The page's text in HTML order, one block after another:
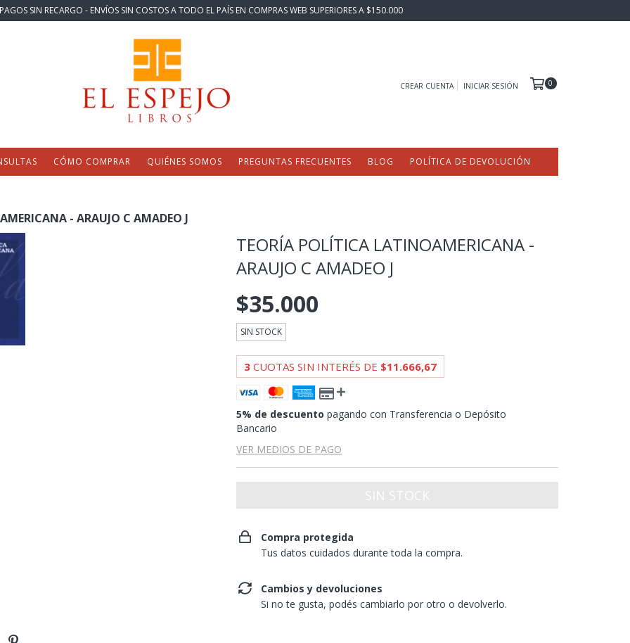
SIN RECARGO - ENVÍOS SIN COSTOS A TODO EL PAÍS EN COMPRAS WEB SUPERIORES A $150.000
CREAR CUENTA INICIAR SESIÓN 0
CÓMO COMPRAR QUIÉNES SOMOS PREGUNTAS FRECUENTES BLOG POLÍTICA DE DEVOLUCIÓN
- ARAUJO C AMADEO J
TEORÍA POLÍTICA LATINOAMERICANA -
ARAUJO C AMADEO J
$35.000
SIN STOCK
3 CUOTAS SIN INTERÉS DE $11.666,67
5% de descuento pagando con Transferencia o Depósito
Bancario
VER MEDIOS DE PAGO
Compra protegida
Tus datos cuidados durante toda la compra.
Cambios y devoluciones
Si no te gusta, podés cambiarlo por otro o devolverlo.